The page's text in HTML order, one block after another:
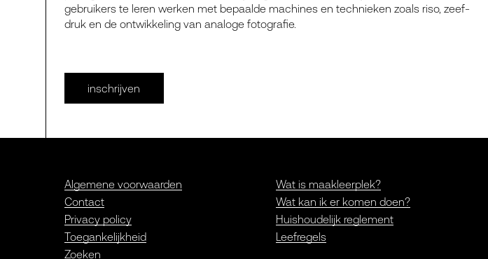
gebrui­kers te leren wer­ken met bepaal­de machi­nes en tech­nie­ken zoals riso, zeef­
druk en de ont­wik­ke­ling van ana­lo­ge foto­gra­fie.
inschrijven
Algemene voorwaarden
Contact
Privacy policy
Toegankelijkheid
Zoeken
Wat is maakleerplek?
Wat kan ik er komen doen?
Huishoudelijk reglement
Leefregels